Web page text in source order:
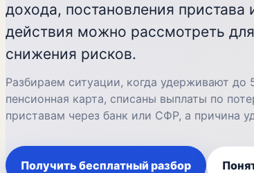
дохода, постановления пристава
действия можно рассмотреть
снижения рисков.
Разбираем ситуации, когда удерживают до
пенсионная карта, списаны выплаты по
приставам через банк или СФР, а причина
Получить бесплатный разбор